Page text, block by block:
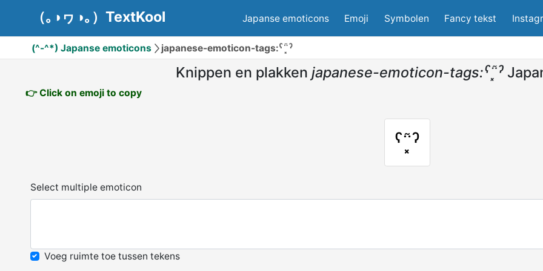
（｡◑ヮ◑｡）TextKool Japanse emoticons Emoji Symbolen Fancy tekst
(^-^*) Japanse emoticons japanese-emoticon-tags:ˁ῁͓ˀ
Knippen en plakken japanese-emoticon-tags:ˁ῁͓ˀ
👉 Click on emoji to copy
ˁ῁͓ˀ
Select multiple emoticon
Voeg ruimte toe tussen tekens